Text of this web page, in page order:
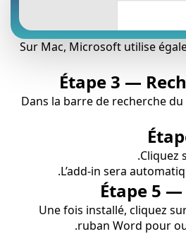
Sur Mac, Microsoft utilise
Étape 3 —
Dans la barre de recherche
Cliquez
L’add-in sera
Étape 5
Une fois installé, cliquez
ruban Word pour